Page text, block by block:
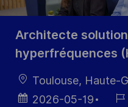
Architecte
hyperfréquences
localisation
Toulouse, Haute-
Date 2026-05-19